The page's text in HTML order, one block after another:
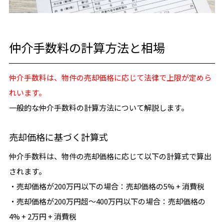
仲介手数料の計算方法と相場
仲介手数料は、物件の売却価格に応じて法律で上限が定めら
れいます。
一般的な仲介手数料の計算方法について解説します。
売却価格に基づく計算式
仲介手数料は、物件の売却価格に応じて以下の計算式で算出
されます。
・売却価格が200万円以下の場合：売却価格の5% + 消費税
・売却価格が200万円超〜400万円以下の場合：売却価格の
4% + 2万円 + 消費税